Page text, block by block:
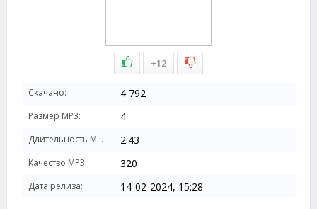
+12
Скачано: 4 792
Размер MP3: 4
Длительность MP3: 2:43
Качество MP3: 320
Дата релиза: 14-02-2024, 15:28